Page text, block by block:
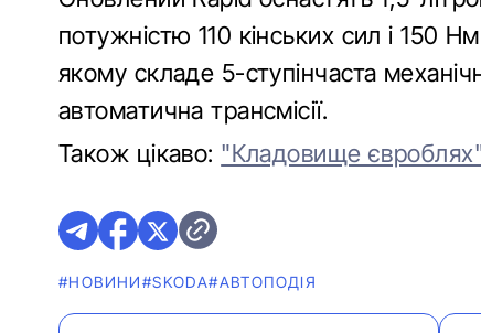
потужністю 110 кінських сил і 150
якому складе 5-ступінчаста
автоматична трансмісії.
Також цікаво: "Кладовище
#НОВИНИ#SKODA#АВТОПОДІЯ